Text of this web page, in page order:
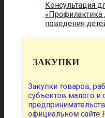
Консультация
«Профилактика
поведения
ЗАКУПКИ
Закупки товаров,
субъектов малого и
официальном сайте